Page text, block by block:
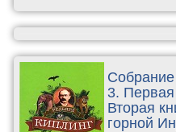
3. Первая
Вторая
горной